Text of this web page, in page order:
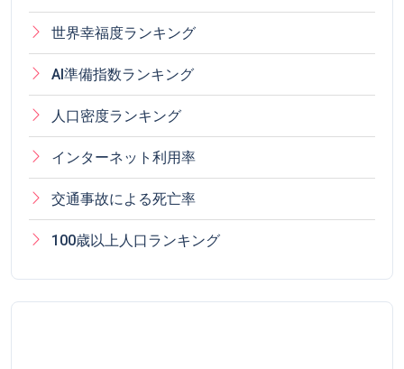
世界幸福度ランキング
AI準備指数ランキング
人口密度ランキング
インターネット利用率
交通事故による死亡率
100歳以上人口ランキング